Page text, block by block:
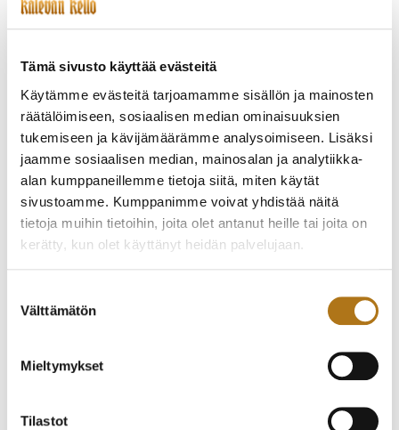
Tämä sivusto käyttää evästeitä
Käytämme evästeitä tarjoamamme sisällön ja mainosten
räätälöimiseen, sosiaalisen median ominaisuuksien
tukemiseen ja kävijämäärämme analysoimiseen. Lisäksi
jaamme sosiaalisen median, mainosalan ja analytiikka-
alan kumppaneillemme tietoja siitä, miten käytät
sivustoamme. Kumppanimme voivat yhdistää näitä
tietoja muihin tietoihin, joita olet antanut heille tai joita on
kerätty, kun olet käyttänyt heidän palvelujaan.
valinta
Välttämätön
Mieltymykset
Tilastot
TUTUSTU MYÖS